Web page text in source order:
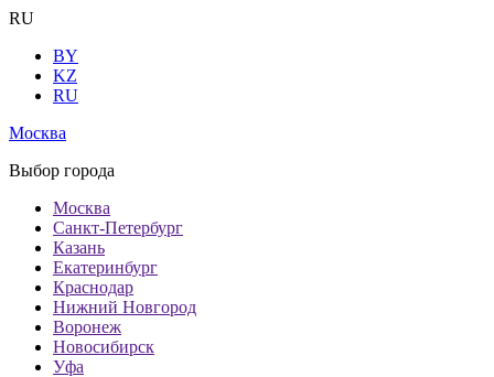
RU
BY
KZ
RU
Москва
Выбор города
Москва
Санкт-Петербург
Казань
Екатеринбург
Краснодар
Нижний Новгород
Воронеж
Новосибирск
Уфа